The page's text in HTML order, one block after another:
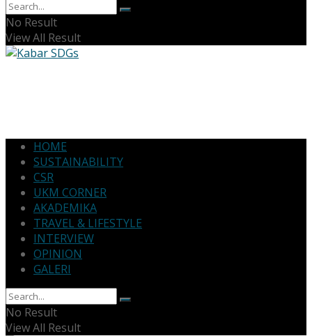
No Result
View All Result
HOME
SUSTAINABILITY
CSR
UKM CORNER
AKADEMIKA
TRAVEL & LIFESTYLE
INTERVIEW
OPINION
GALERI
No Result
View All Result